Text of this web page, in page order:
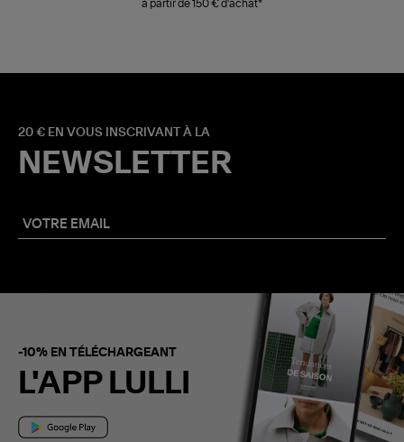
à partir de 150 € d'achat*
20 € EN VOUS INSCRIVANT À LA
NEWSLETTER
-10% EN TÉLÉCHARGEANT
L'APP LULLI